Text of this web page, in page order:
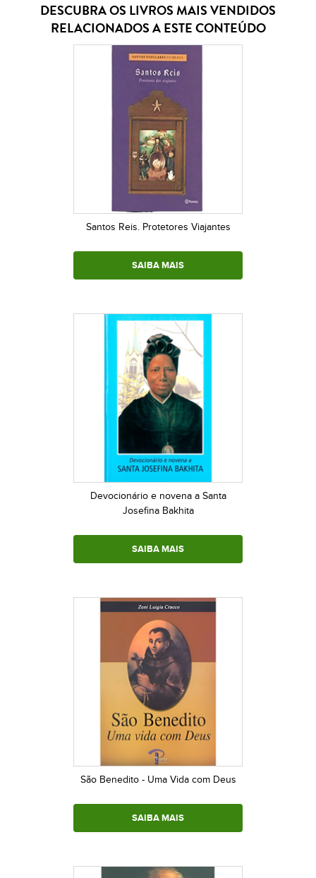
DESCUBRA OS LIVROS MAIS VENDIDOS
RELACIONADOS A ESTE CONTEÚDO
Santos Reis. Protetores Viajantes
SAIBA MAIS
Devocionário e novena a Santa
Josefina Bakhita
SAIBA MAIS
São Benedito - Uma Vida com Deus
SAIBA MAIS